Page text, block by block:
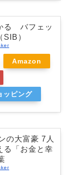
る バフェッ
SIB）
Amazon
ッピング
の大富豪 7人
る「お金と幸